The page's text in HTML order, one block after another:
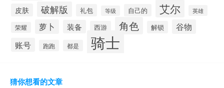
皮肤 破解版 礼包 等级 自己的 艾尔 英雄
荣耀 萝卜 装备 西游 角色 解锁 谷物
账号 跑跑 都是 骑士
猜你想看的文章